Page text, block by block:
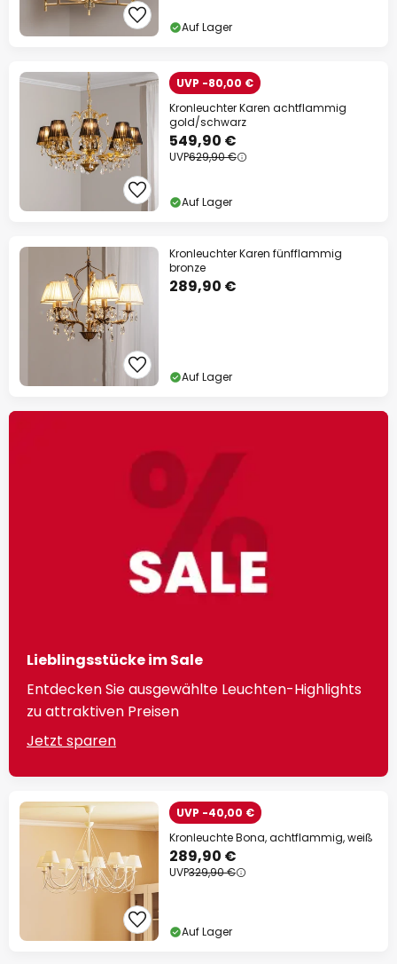
Auf Lager
UVP -80,00 €
Kronleuchter Karen achtflammig
gold/schwarz
549,90 €
UVP629,90 €
Auf Lager
Kronleuchter Karen fünfflammig
bronze
289,90 €
Auf Lager
Lieblingsstücke im Sale
Entdecken Sie ausgewählte Leuchten-Highlights
zu attraktiven Preisen
Jetzt sparen
UVP -40,00 €
Kronleuchte Bona, achtflammig, weiß
289,90 €
UVP329,90 €
Auf Lager